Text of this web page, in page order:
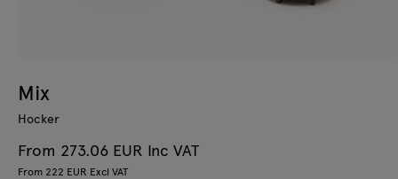
Mix
Hocker
From 273.06 EUR Inc VAT
From 222 EUR Excl VAT